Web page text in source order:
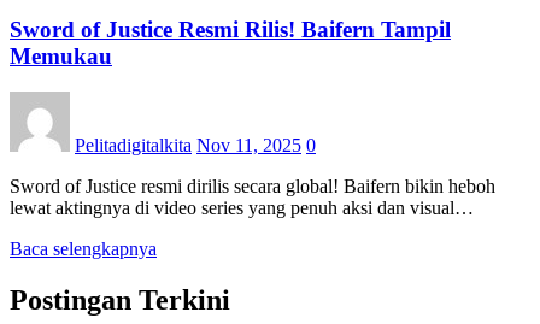
Sword of Justice Resmi Rilis! Baifern Tampil
Memukau
Pelitadigitalkita Nov 11, 2025 0
Sword of Justice resmi dirilis secara global! Baifern bikin heboh
lewat aktingnya di video series yang penuh aksi dan visual…
Baca selengkapnya
Postingan Terkini